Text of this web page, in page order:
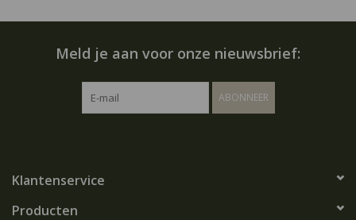
Meld je aan voor onze nieuwsbrief:
ABONNEER
Klantenservice
Producten